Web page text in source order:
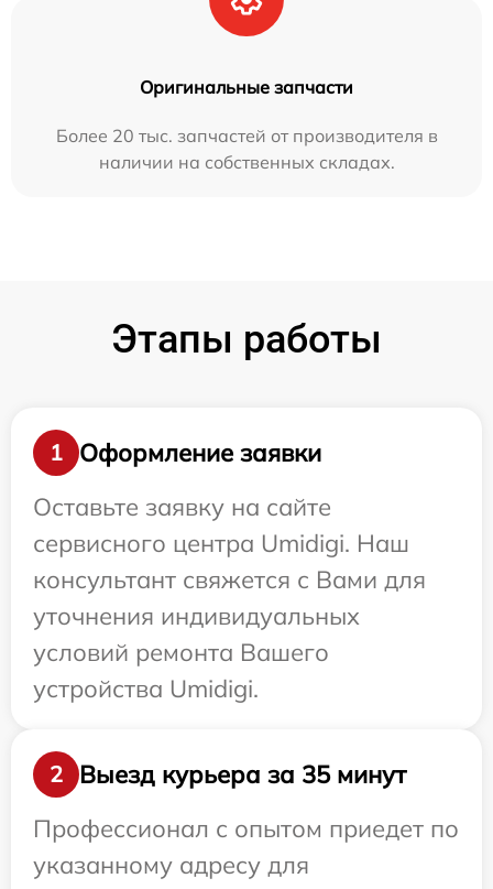
Оригинальные запчасти
Более 20 тыс. запчастей от производителя в
наличии на собственных складах.
Этапы работы
1
Оформление заявки
Оставьте заявку на сайте
сервисного центра Umidigi. Наш
консультант свяжется с Вами для
уточнения индивидуальных
условий ремонта Вашего
устройства Umidigi.
2
Выезд курьера за 35 минут
Профессионал с опытом приедет по
указанному адресу для